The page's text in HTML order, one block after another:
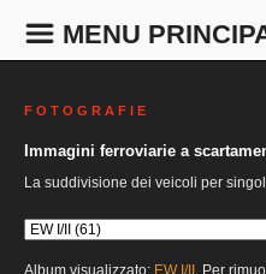
MENU
F O T O G R A F I E
Immagini ferroviarie a
La suddivisione dei veicoli per